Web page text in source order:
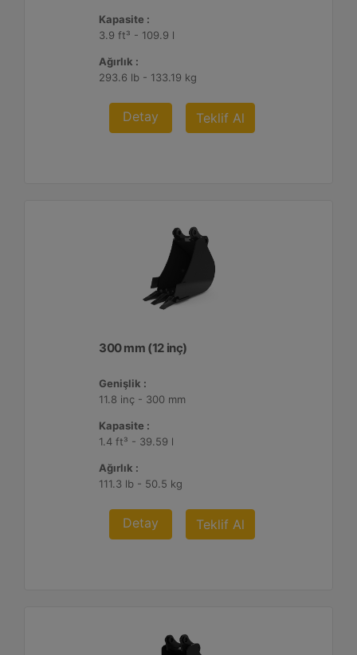
Kapasite :
3.9 ft³ - 109.9 l
Ağırlık :
293.6 lb - 133.19 kg
Detay Teklif Al
300 mm (12 inç)
Genişlik :
11.8 inç - 300 mm
Kapasite :
1.4 ft³ - 39.59 l
Ağırlık :
111.3 lb - 50.5 kg
Detay Teklif Al